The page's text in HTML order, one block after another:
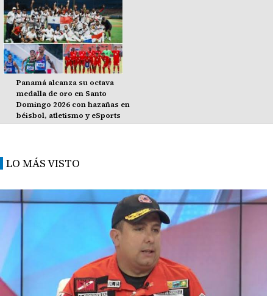
Panamá alcanza su octava
medalla de oro en Santo
Domingo 2026 con hazañas en
béisbol, atletismo y eSports
LO MÁS VISTO